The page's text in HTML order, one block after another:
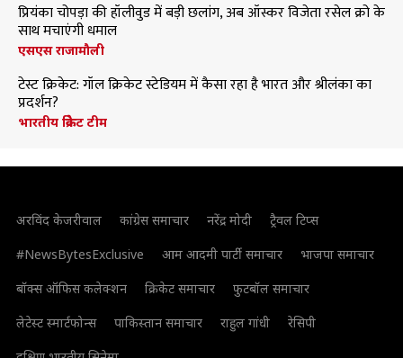
प्रियंका चोपड़ा की हॉलीवुड में बड़ी छलांग, अब ऑस्कर विजेता रसेल क्रो के
साथ मचाएंगी धमाल
एसएस राजामौली
टेस्ट क्रिकेट: गॉल क्रिकेट स्टेडियम में कैसा रहा है भारत और श्रीलंका का
प्रदर्शन?
भारतीय क्रिकेट टीम
अरविंद केजरीवाल कांग्रेस समाचार नरेंद्र मोदी
ट्रैवल टिप्स
#NewsBytesExclusive
आम आदमी पार्टी समाचार
भाजपा समाचार
बॉक्स ऑफिस कलेक्शन
क्रिकेट समाचार
फुटबॉल समाचार
लेटेस्ट स्मार्टफोन्स
पाकिस्तान समाचार राहुल गांधी
रेसिपी